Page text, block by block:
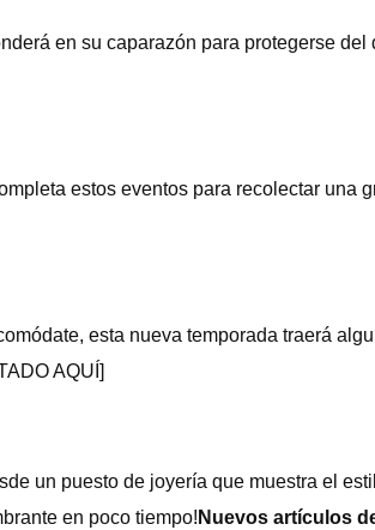
en su caparazón para protegerse del
estos eventos para recolectar una
esta nueva temporada traerá
AQUÍ]
un puesto de joyería que muestra el
en poco tiempo! Nuevos artículos